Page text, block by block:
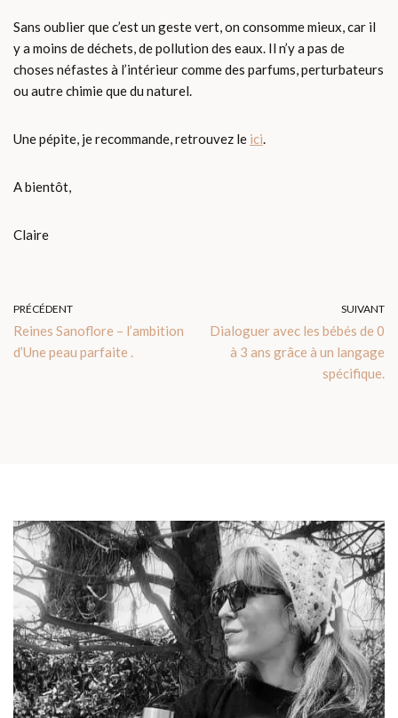
Sans oublier que c’est un geste vert, on consomme mieux, car il
y a moins de déchets, de pollution des eaux. Il n’y a pas de
choses néfastes à l’intérieur comme des parfums, perturbateurs
ou autre chimie que du naturel.
Une pépite, je recommande, retrouvez le ici.
A bientôt,
Claire
PRÉCÉDENT
Reines Sanoflore – l’ambition
d’Une peau parfaite .
SUIVANT
Dialoguer avec les bébés de 0
à 3 ans grâce à un langage
spécifique.